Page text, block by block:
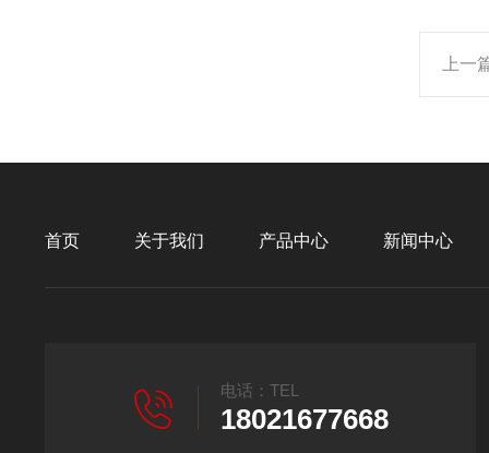
上一
首页 关于我们 产品中心 新闻中心
电话：TEL
18021677668